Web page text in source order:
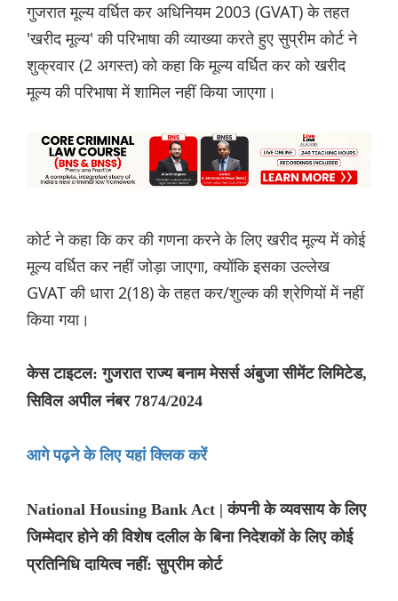
गुजरात मूल्य वर्धित कर अधिनियम 2003 (GVAT) के तहत
'खरीद मूल्य' की परिभाषा की व्याख्या करते हुए सुप्रीम कोर्ट ने
शुक्रवार (2 अगस्त) को कहा कि मूल्य वर्धित कर को खरीद
मूल्य की परिभाषा में शामिल नहीं किया जाएगा।
कोर्ट ने कहा कि कर की गणना करने के लिए खरीद मूल्य में कोई
मूल्य वर्धित कर नहीं जोड़ा जाएगा, क्योंकि इसका उल्लेख
GVAT की धारा 2(18) के तहत कर/शुल्क की श्रेणियों में नहीं
किया गया।
केस टाइटल: गुजरात राज्य बनाम मेसर्स अंबुजा सीमेंट लिमिटेड,
सिविल अपील नंबर 7874/2024
आगे पढ़ने के लिए यहां क्लिक करें
National Housing Bank Act | कंपनी के व्यवसाय के लिए
जिम्मेदार होने की विशेष दलील के बिना निदेशकों के लिए कोई
प्रतिनिधि दायित्व नहीं: सुप्रीम कोर्ट